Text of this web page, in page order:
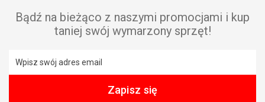
Bądź na bieżąco z naszymi promocjami i kup
taniej swój wymarzony sprzęt!